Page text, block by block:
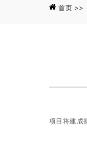
首页 >>
项目将建成